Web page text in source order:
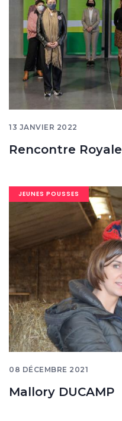
13 JANVIER 2022
Rencontre Royale
JEUNES POUSSES
Image
banner
08 DÉCEMBRE 2021
Mallory DUCAMP